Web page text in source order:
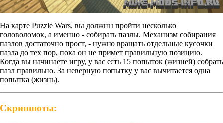
На карте Puzzle Wars, вы должны пройти несколько
головоломок, а именно - собирать пазлы. Механизм собирания
пазлов достаточно прост, - нужно вращать отдельные кусочки
пазла до тех пор, пока он не примет правильную позицию.
Когда вы начинаете игру, у вас есть 15 попыток (жизней) собрать
пазл правильно. За неверную попытку у вас вычитается одна
попытка (жизнь).
Скриншоты: